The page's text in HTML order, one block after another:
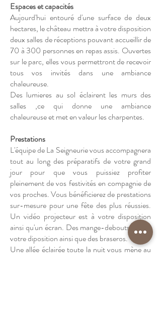
Espaces et capacités
Aujourd'hui entouré d'une surface de deux
hectares, le château mettra à votre disposition
deux salles de réceptions pouvant accueillir de
70 à 300 personnes en repas assis. Ouvertes
sur le parc, elles vous permettront de recevoir
tous vos invités dans une ambiance
chaleureuse.
Des lumieres au sol éclairent les murs des
salles ,ce qui donne une ambiance
chaleureuse et met en valeur les charpentes.
Prestations
L'équipe de La Seigneurie vous accompagnera
tout au long des préparatifs de votre grand
jour pour que vous puissiez profiter
pleinement de vos festivités en compagnie de
vos proches. Vous bénéficierez de prestations
sur-mesure pour une fête des plus réussies.
Un vidéo projecteur est à votre disposition
ainsi qu'un écran. Des mange-debouts sont à
votre diposition ainsi que des braseros.
Une allée éclairée toute la nuit vous mène au